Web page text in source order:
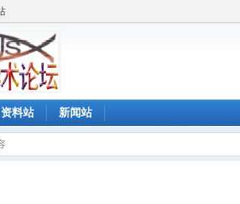
资料站 新闻站